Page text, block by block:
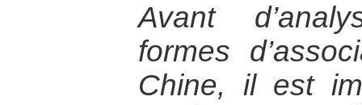
Avant
formes
Chine, il est